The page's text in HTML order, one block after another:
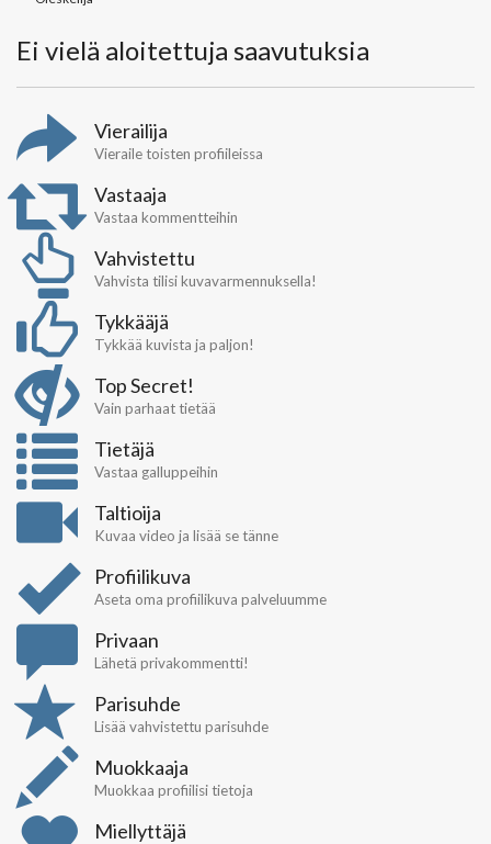
Ei vielä aloitettuja saavutuksia
Vierailija
Vieraile toisten profiileissa
Vastaaja
Vastaa kommentteihin
Vahvistettu
Vahvista tilisi kuvavarmennuksella!
Tykkääjä
Tykkää kuvista ja paljon!
Top Secret!
Vain parhaat tietää
Tietäjä
Vastaa galluppeihin
Taltioija
Kuvaa video ja lisää se tänne
Profiilikuva
Aseta oma profiilikuva palveluumme
Privaan
Lähetä privakommentti!
Parisuhde
Lisää vahvistettu parisuhde
Muokkaaja
Muokkaa profiilisi tietoja
Miellyttäjä